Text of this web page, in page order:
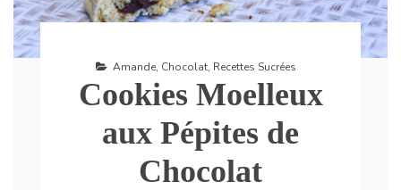
Amande, Chocolat, Recettes Sucrées
Cookies Moelleux
aux Pépites de
Chocolat